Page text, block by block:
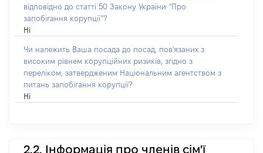
відповідно до статті 50 Закону України “Про
запобігання корупції”?
Ні
Чи належить Ваша посада до посад, пов'язаних з
високим рівнем корупційних ризиків, згідно з
переліком, затвердженим Національним агентством з
питань запобігання корупції?
Ні
2.2. Інформація про членів сім'ї